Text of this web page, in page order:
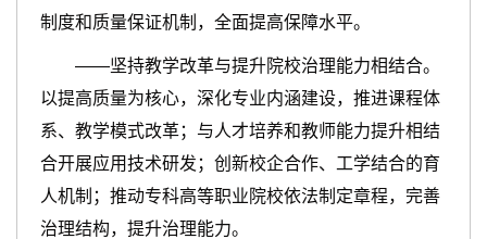
制度和质量保证机制，全面提高保障水平。
——坚持教学改革与提升院校治理能力相结合。
以提高质量为核心，深化专业内涵建设，推进课程体
系、教学模式改革；与人才培养和教师能力提升相结
合开展应用技术研发；创新校企合作、工学结合的育
人机制；推动专科高等职业院校依法制定章程，完善
治理结构，提升治理能力。